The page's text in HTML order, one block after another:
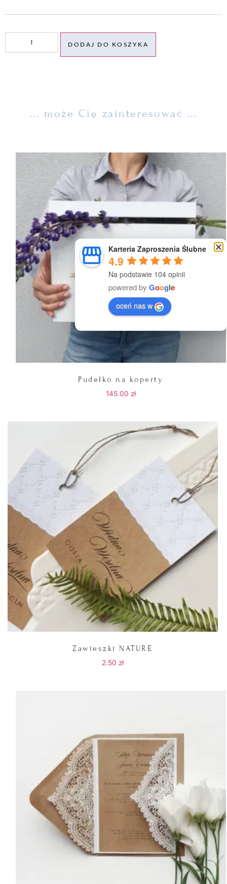
DODAJ DO KOSZYKA
... może Cię zainteresować ...
Pudełko na koperty
145.00 zł
Zawieszki NATURE
2.50 zł
Karteria Zaproszenia Ślubne
4.9
Na podstawie 104 opinii
powered by Google
oceń nas w